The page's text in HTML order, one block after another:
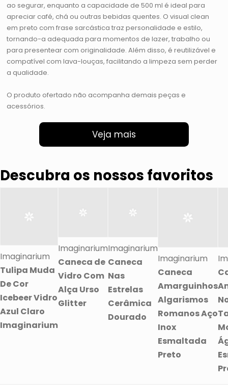
ao segurar, enquanto a capacidade de 500 ml é ideal para
apreciar café, chá ou outras bebidas quentes. O visual clean
em preto com frase sarcástica traz personalidade e estilo,
tornando-a adequada para momentos de lazer, trabalho ou
para presentear com originalidade. Além disso, é reutilizável e
compatível com lava-louças, facilitando a limpeza sem perder
a qualidade.
O produto ofertado não acompanha demais peças e
acessórios.
Veja mais
Descubra os nossos favoritos
Imaginarium
Tulipa Muda
De Cor
Icebeer Vidro
Azul Claro
Imaginarium
Imaginarium
Caneca de
Vidro Com
Alça Urso
Glitter
Imaginarium
Caneca
Nas
Estrelas
Cerâmica
Dourado
Imaginarium
Caneca
Amarguinhos
Algarismos
Romanos Aço
Inox
Esmaltada
Preto